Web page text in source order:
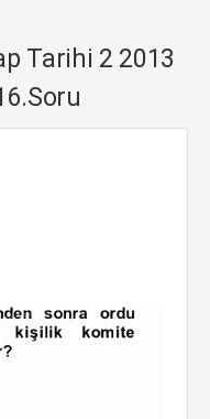
Tarihi 2 2013